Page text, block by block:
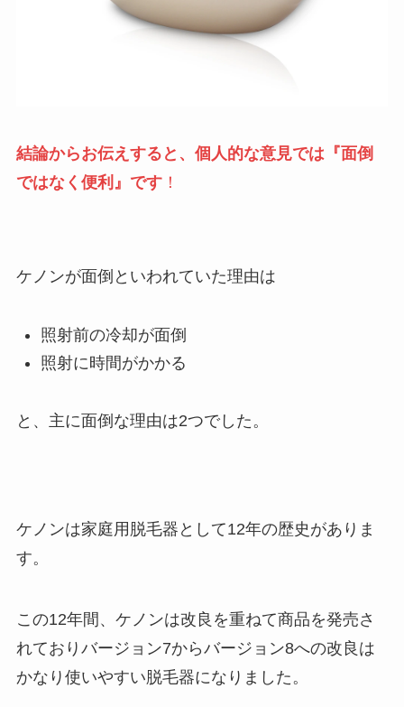
結論からお伝えすると、個人的な意見では『面倒
ではなく便利』です！
ケノンが面倒といわれていた理由は
照射前の冷却が面倒
照射に時間がかかる
と、主に面倒な理由は2つでした。
ケノンは家庭用脱毛器として12年の歴史がありま
す。
この12年間、ケノンは改良を重ねて商品を発売さ
れておりバージョン7からバージョン8への改良は
かなり使いやすい脱毛器になりました。